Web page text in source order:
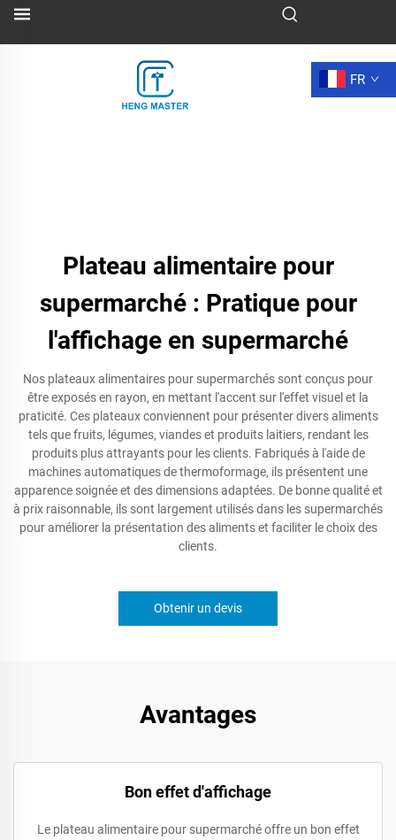
FR
Plateau alimentaire pour
supermarché : Pratique pour
l'affichage en supermarché
Nos plateaux alimentaires pour supermarchés sont conçus pour
être exposés en rayon, en mettant l'accent sur l'effet visuel et la
praticité. Ces plateaux conviennent pour présenter divers aliments
tels que fruits, légumes, viandes et produits laitiers, rendant les
produits plus attrayants pour les clients. Fabriqués à l'aide de
machines automatiques de thermoformage, ils présentent une
apparence soignée et des dimensions adaptées. De bonne qualité et
à prix raisonnable, ils sont largement utilisés dans les supermarchés
pour améliorer la présentation des aliments et faciliter le choix des
clients.
Obtenir un devis
Avantages
Bon effet d'affichage
Le plateau alimentaire pour supermarché offre un bon effet